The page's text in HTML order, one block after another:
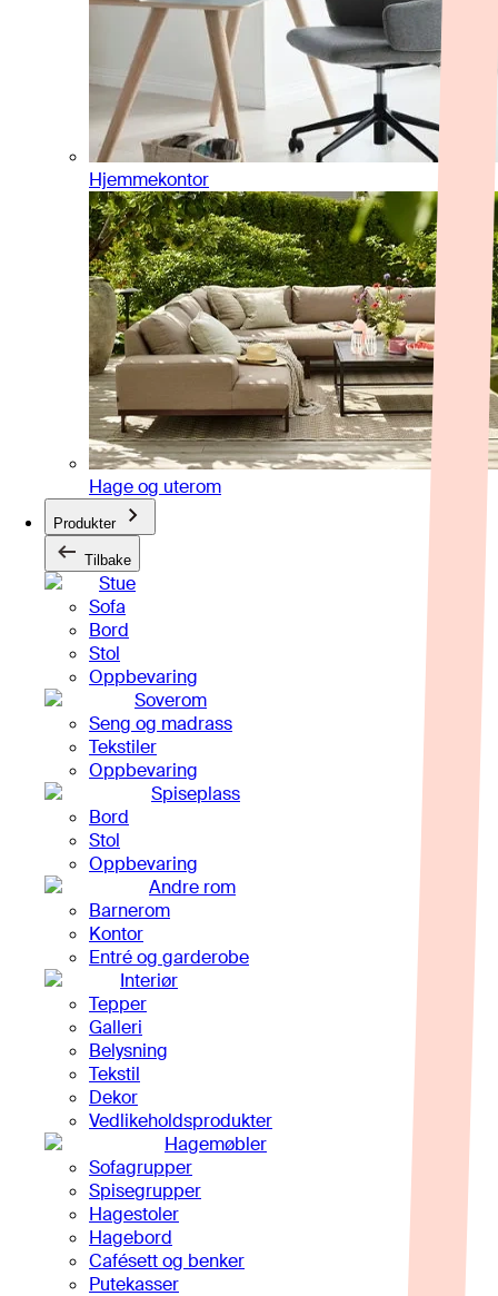
Hjemmekontor
Hage og uterom
Produkter
Tilbake
Stue
Sofa
Bord
Stol
Oppbevaring
Soverom
Seng og madrass
Tekstiler
Oppbevaring
Spiseplass
Bord
Stol
Oppbevaring
Andre rom
Barnerom
Kontor
Entré og garderobe
Interiør
Tepper
Galleri
Belysning
Tekstil
Dekor
Vedlikeholdsprodukter
Hagemøbler
Sofagrupper
Spisegrupper
Hagestoler
Hagebord
Cafésett og benker
Putekasser